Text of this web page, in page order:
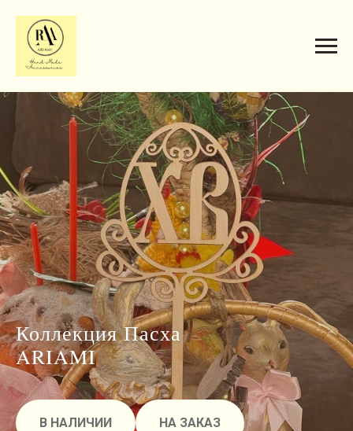
Коллекция Пасха
ARIAMI
В НАЛИЧИИ НА ЗАКАЗ